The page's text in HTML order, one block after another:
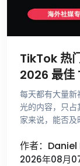
TikTok 热
2026 最
每天都有大量
光的内容，只
家来说，能否及
赖刷 For …
作者：
2026年08月